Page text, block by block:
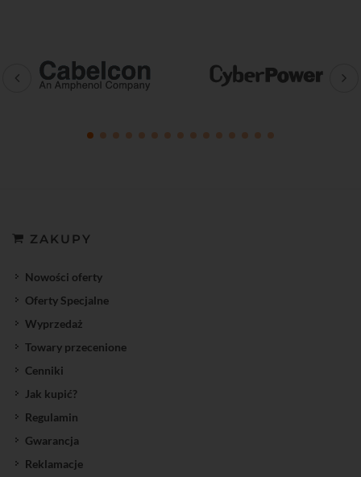
ZAKUPY
Nowości oferty
Oferty Specjalne
Wyprzedaż
Towary przecenione
Cenniki
Jak kupić?
Regulamin
Gwarancja
Reklamacje